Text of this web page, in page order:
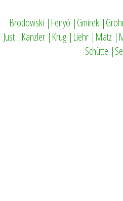
Brodowski | Fenyö |Gmirek |
Just | Kanzler | Krug | Liehr | Matz |
Schütte |